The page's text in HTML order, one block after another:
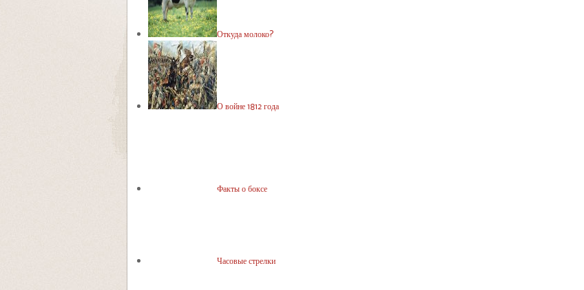
Откуда молоко?
О войне 1812 года
Факты о боксе
Часовые стрелки